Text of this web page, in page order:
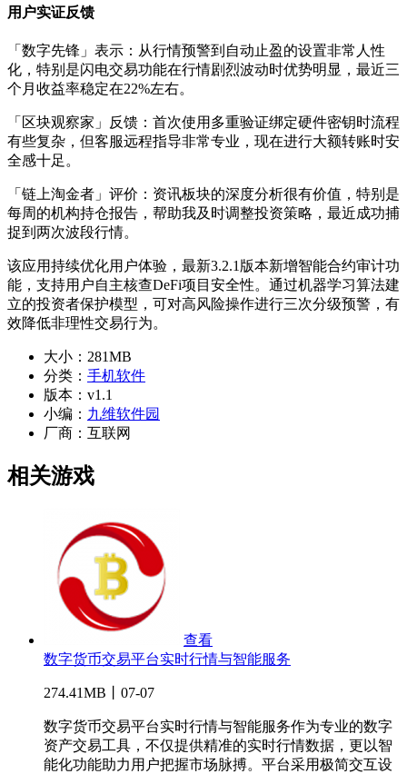
用户实证反馈
「数字先锋」表示：从行情预警到自动止盈的设置非常人性
化，特别是闪电交易功能在行情剧烈波动时优势明显，最近三
个月收益率稳定在22%左右。
「区块观察家」反馈：首次使用多重验证绑定硬件密钥时流程
有些复杂，但客服远程指导非常专业，现在进行大额转账时安
全感十足。
「链上淘金者」评价：资讯板块的深度分析很有价值，特别是
每周的机构持仓报告，帮助我及时调整投资策略，最近成功捕
捉到两次波段行情。
该应用持续优化用户体验，最新3.2.1版本新增智能合约审计功
能，支持用户自主核查DeFi项目安全性。通过机器学习算法建
立的投资者保护模型，可对高风险操作进行三次分级预警，有
效降低非理性交易行为。
大小： 281MB
分类： 手机软件
版本： v1.1
小编： 九维软件园
厂商： 互联网
相关游戏
查看
数字货币交易平台实时行情与智能服务
274.41MB丨07-07
数字货币交易平台实时行情与智能服务作为专业的数字
资产交易工具，不仅提供精准的实时行情数据，更以智
能化功能助力用户把握市场脉搏。平台采用极简交互设